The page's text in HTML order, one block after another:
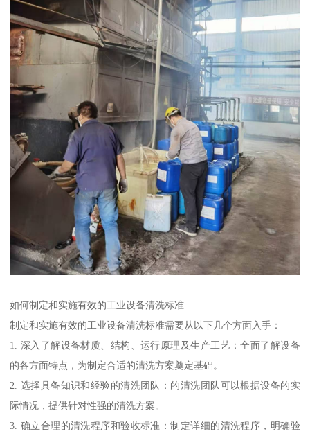
如何制定和实施有效的工业设备清洗标准
制定和实施有效的工业设备清洗标准需要从以下几个方面入手：
1. 深入了解设备材质、结构、运行原理及生产工艺：全面了解设备
的各方面特点，为制定合适的清洗方案奠定基础。
2. 选择具备知识和经验的清洗团队：的清洗团队可以根据设备的实
际情况，提供针对性强的清洗方案。
3. 确立合理的清洗程序和验收标准：制定详细的清洗程序，明确验